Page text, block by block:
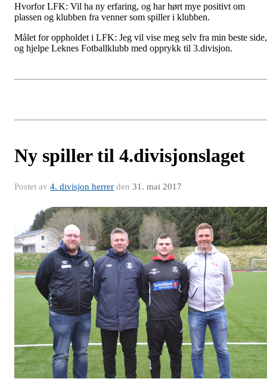
Hvorfor LFK: Vil ha ny erfaring, og har hørt mye positivt om
plassen og klubben fra venner som spiller i klubben.
Målet for oppholdet i LFK: Jeg vil vise meg selv fra min beste side,
og hjelpe Leknes Fotballklubb med opprykk til 3.divisjon.
Ny spiller til 4.divisjonslaget
Postet av 4. divisjon herrer den 31. mai 2017